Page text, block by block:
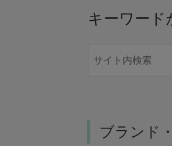
キーワード
ブランド